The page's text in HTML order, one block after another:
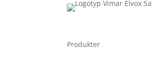
Produkter